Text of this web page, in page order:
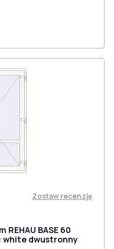
Zostaw recenzję
BASE 60
white dwustronny